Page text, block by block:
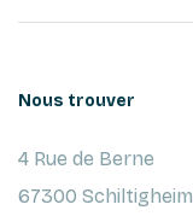
Nous trouver
4 Rue de Berne
67300 Schiltigheim